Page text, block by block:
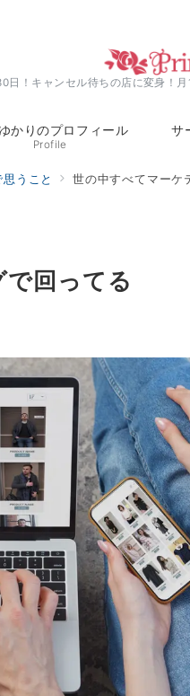
日！キャンセル待ちの店に変身！
かりのプロフィール
Profile
サ
うこと 世の中すべてマーケ
回ってる